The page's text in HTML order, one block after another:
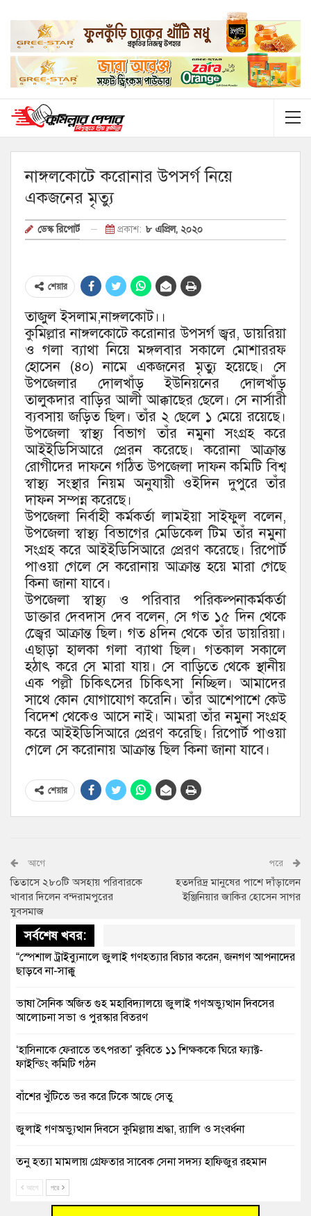
নাঙ্গলকোটে করোনার উপসর্গ নিয়ে
একজনের মৃত্যু
ডেস্ক রিপোর্ট প্রকাশ: ৮ এপ্রিল, ২০২০
শেয়ার
তাজুল ইসলাম,নাঙ্গলকোট।।
কুমিল্লার নাঙ্গলকোটে করোনার উপসর্গ জ্বর, ডায়রিয়া
ও গলা ব্যাথা নিয়ে মঙ্গলবার সকালে মোশাররফ
হোসেন (৪০) নামে একজনের মৃত্যু হয়েছে। সে
উপজেলার দোলখাঁড় ইউনিয়নের দোলখাঁড়
তালুকদার বাড়ির আলী আক্কাছের ছেলে। সে নার্সারী
ব্যবসায় জড়িত ছিল। তাঁর ২ ছেলে ১ মেয়ে রয়েছে।
উপজেলা স্বাস্থ্য বিভাগ তাঁর নমুনা সংগ্রহ করে
আইইডিসিআরে প্রেরন করেছে। করোনা আক্রান্ত
রোগীদের দাফনে গঠিত উপজেলা দাফন কমিটি বিশ্ব
স্বাস্থ্য সংস্থার নিয়ম অনুযায়ী ওইদিন দুপুরে তাঁর
দাফন সম্পন্ন করেছে।
উপজেলা নির্বাহী কর্মকর্তা লামইয়া সাইফুল বলেন,
উপজেলা স্বাস্থ্য বিভাগের মেডিকেল টিম তাঁর নমুনা
সংগ্রহ করে আইইডিসিআরে প্রেরণ করেছে। রিপোর্ট
পাওয়া গেলে সে করোনায় আক্রান্ত হয়ে মারা গেছে
কিনা জানা যাবে।
উপজেলা স্বাস্থ্য ও পরিবার পরিকল্পনাকর্মকর্তা
ডাক্তার দেবদাস দেব বলেন, সে গত ১৫ দিন থেকে
জ্বেের আক্রান্ত ছিল। গত ৪দিন থেকে তাঁর ডায়রিয়া।
এছাড়া হালকা গলা ব্যাথা ছিল। গতকাল সকালে
হঠাৎ করে সে মারা যায়। সে বাড়িতে থেকে স্থানীয়
এক পল্লী চিকিৎসের চিকিৎসা নিচ্ছিল। আমাদের
সাথে কোন যোগাযোগ করেনি। তাঁর আশেপাশে কেউ
বিদেশ থেকেও আসে নাই। আমরা তাঁর নমুনা সংগ্রহ
করে আইইডিসিআরে প্রেরণ করেছি। রিপোর্ট পাওয়া
গেলে সে করোনায় আক্রান্ত ছিল কিনা জানা যাবে।
শেয়ার
আগে
তিতাসে ২৮০টি অসহায় পরিবারকে
খাবার দিলেন বন্দরামপুরের
যুবসমাজ
পরে
হতদরিদ্র মানুষের পাশে দাঁড়ালেন
ইঞ্জিনিয়ার জাকির হোসেন সাগর
সর্বশেষ খবর:
“স্পেশাল ট্রাইব্যুনালে জুলাই গণহত্যার বিচার করেন, জনগণ আপনাদের
ছাড়বে না-সাক্কু
ভাষা সৈনিক অজিত গুহ মহাবিদ্যালয়ে জুলাই গণঅভ্যুত্থান দিবসের
আলোচনা সভা ও পুরস্কার বিতরণ
‘হাসিনাকে ফেরাতে তৎপরতা’ কুবিতে ১১ শিক্ষককে ঘিরে ফ্যাক্ট-
ফাইন্ডিং কমিটি গঠন
বাঁশের খুঁটিতে ভর করে টিকে আছে সেতু
জুলাই গণঅভ্যুত্থান দিবসে কুমিল্লায় শ্রদ্ধা, র‍্যালি ও সংবর্ধনা
তনু হত্যা মামলায় গ্রেফতার সাবেক সেনা সদস্য হাফিজুর রহমান
আহত শিক্ষার্থীদের দেখতে গিয়ে মেডিকেলের ক্যান্টিনে অবরুদ্ধ জবি
আগে পরে